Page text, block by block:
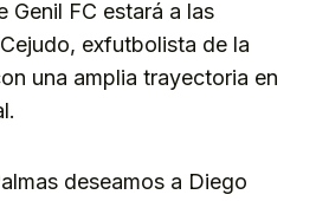
Genil FC estará a las
exfutbolista de la
una amplia trayectoria en
deseamos a Diego